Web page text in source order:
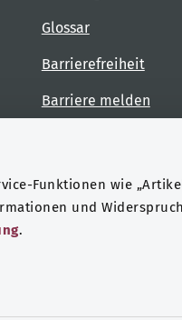
Funktionen wie
und
.
Glossar
Barrierefreiheit
Barriere melden